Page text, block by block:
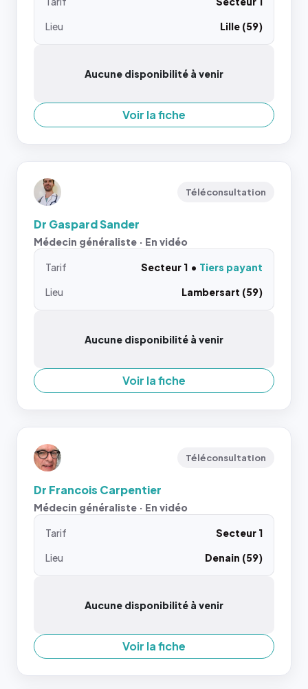
Lieu
Lille (59)
Aucune disponibilité à venir
Voir la fiche
Téléconsultation
Dr Gaspard Sander
Médecin généraliste · En vidéo
Tarif Secteur 1
Tiers payant
Lieu
Lambersart (59)
Aucune disponibilité à venir
Voir la fiche
Téléconsultation
Dr Francois Carpentier
Médecin généraliste · En vidéo
Tarif
Secteur 1
Lieu
Denain (59)
Aucune disponibilité à venir
Voir la fiche